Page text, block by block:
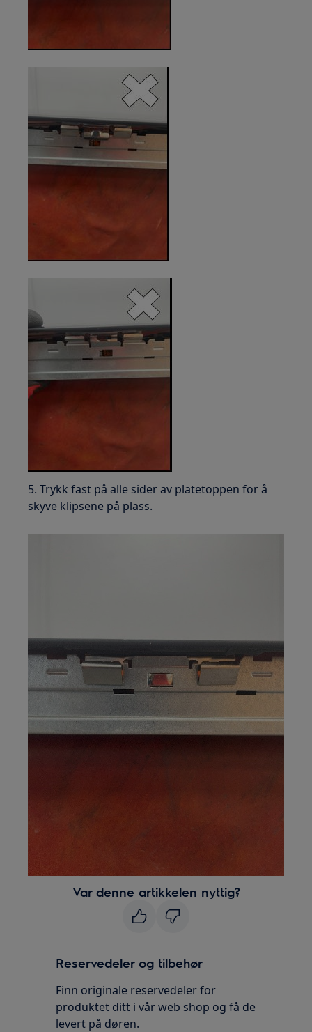
5. Trykk fast på alle sider av platetoppen for å
skyve klipsene på plass.
Var denne artikkelen nyttig?
Reservedeler og tilbehør
Finn originale reservedeler for
produktet ditt i vår web shop og få de
levert på døren.